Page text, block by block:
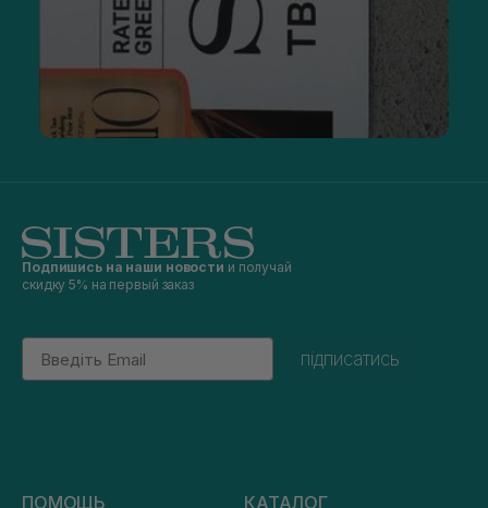
Подпишись на наши новости и получай
скидку 5% на первый заказ
Email
підписатись
ПОМОЩЬ КАТАЛОГ